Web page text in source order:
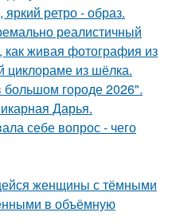
яркий ретро - образ.
реалистичный
как живая фотография из
циклораме из шёлка.
городе 2026".
Дарья.
себе вопрос - чего
женщины с тёмными
в объёмную